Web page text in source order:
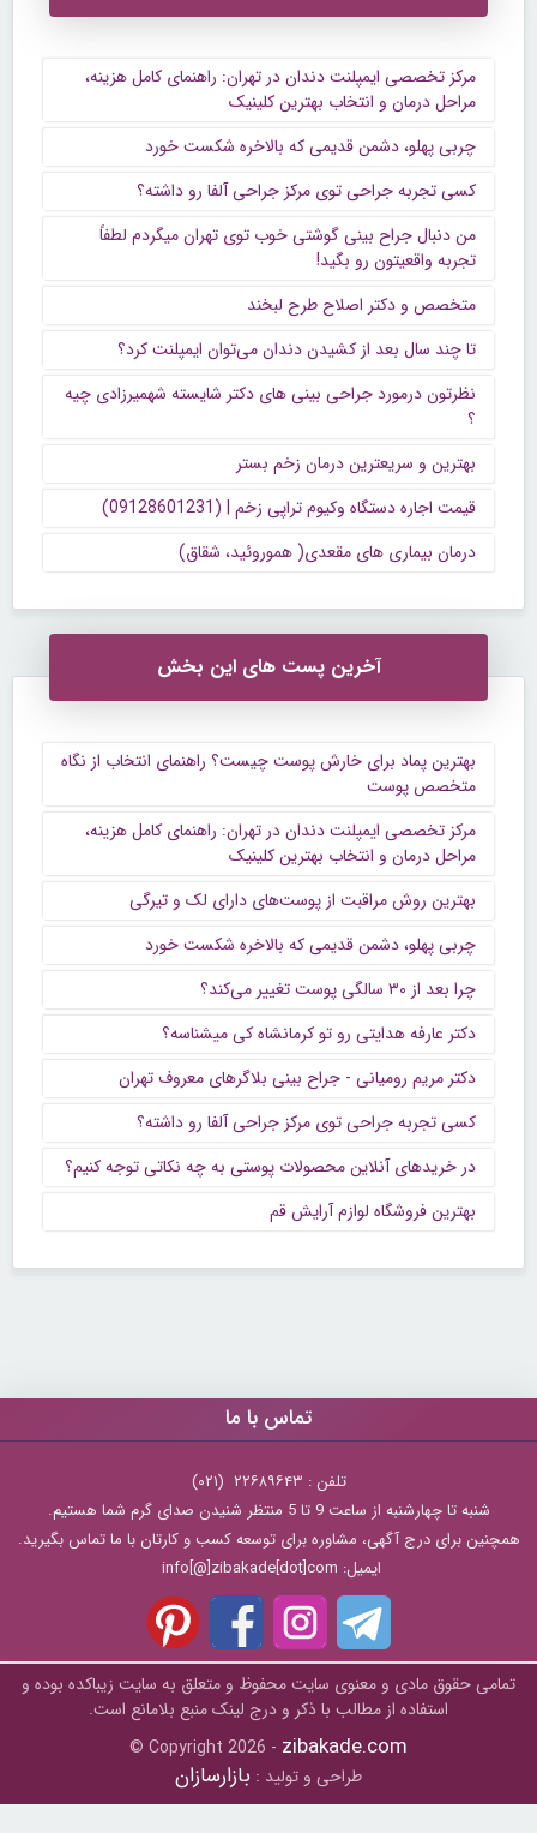
مرکز تخصصی ایمپلنت دندان در تهران: راهنمای کامل هزینه،
مراحل درمان و انتخاب بهترین کلینیک
چربی پهلو، دشمن قدیمی که بالاخره شکست خورد
کسی تجربه جراحی توی مرکز جراحی آلفا رو داشته؟
من دنبال جراح بینی گوشتی خوب توی تهران میگردم لطفاً
تجربه واقعیتون رو بگید!
متخصص و دکتر اصلاح طرح لبخند
تا چند سال بعد از کشیدن دندان می‌توان ایمپلنت کرد؟
نظرتون درمورد جراحی بینی های دکتر شایسته شهمیرزادی چیه
؟
بهترین و سریعترین درمان زخم بستر
قیمت اجاره دستگاه وکیوم تراپی زخم | (09128601231)
درمان بیماری های مقعدی( هموروئید، شقاق)
آخرین پست های این بخش
بهترین پماد برای خارش پوست چیست؟ راهنمای انتخاب از نگاه
متخصص پوست
مرکز تخصصی ایمپلنت دندان در تهران: راهنمای کامل هزینه،
مراحل درمان و انتخاب بهترین کلینیک
بهترین روش مراقبت از پوست‌های دارای لک و تیرگی
چربی پهلو، دشمن قدیمی که بالاخره شکست خورد
چرا بعد از ۳۰ سالگی پوست تغییر می‌کند؟
دکتر عارفه هدایتی رو تو کرمانشاه کی میشناسه؟
دکتر مریم رومیانی - جراح بینی بلاگرهای معروف تهران
کسی تجربه جراحی توی مرکز جراحی آلفا رو داشته؟
در خریدهای آنلاین محصولات پوستی به چه نکاتی توجه کنیم؟
بهترین فروشگاه لوازم آرایش قم
تماس با ما
تلفن : ۲۲۶۸۹۶۴۳ (۰۲۱)
شنبه تا چهارشنبه از ساعت 9 تا 5 منتظر شنیدن صدای گرم شما هستیم.
همچنین برای درج آگهی، مشاوره برای توسعه کسب و کارتان با ما تماس بگیرید.
ایمیل: info[@]zibakade[dot]com
تمامی حقوق مادی و معنوی سایت محفوظ و متعلق به سايت زیباکده بوده و
استفاده از مطالب با ذکر و درج لینک منبع بلامانع است.
© Copyright 2026 - zibakade.com
طراحی و تولید : بازارسازان